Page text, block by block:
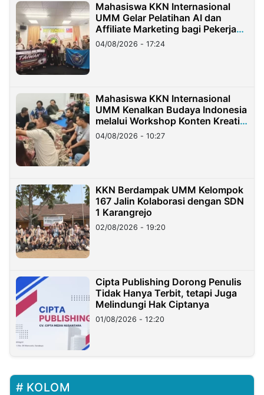
Mahasiswa KKN Internasional
UMM Gelar Pelatihan AI dan
Affiliate Marketing bagi Pekerja
Migran Indonesia di Taiwan
04/08/2026 - 17:24
Mahasiswa KKN Internasional
UMM Kenalkan Budaya Indonesia
melalui Workshop Konten Kreatif
di Taiwan
04/08/2026 - 10:27
KKN Berdampak UMM Kelompok
167 Jalin Kolaborasi dengan SDN
1 Karangrejo
02/08/2026 - 19:20
Cipta Publishing Dorong Penulis
Tidak Hanya Terbit, tetapi Juga
Melindungi Hak Ciptanya
01/08/2026 - 12:20
KOLOM